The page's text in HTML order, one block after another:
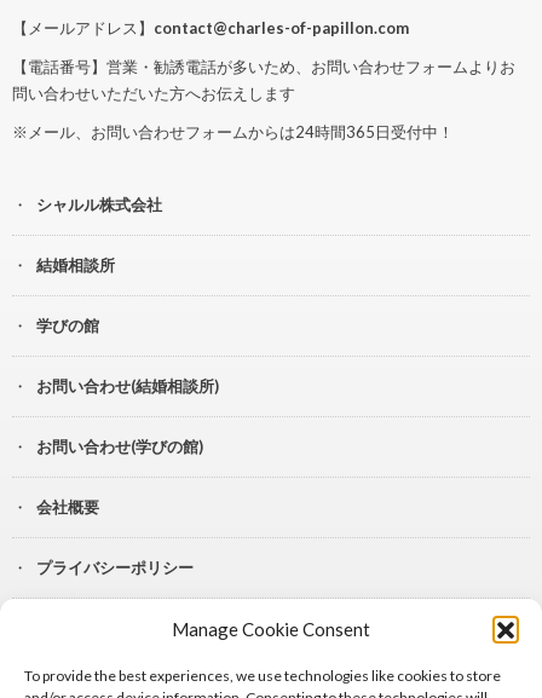
Manage Cookie Consent
To provide the best experiences, we use technologies like cookies to store
【メールアドレス】 contact@charles-of-papillon.com
【電話番号】営業・勧誘電話が多いため、お問い合わせフォームよりお
問い合わせいただいた方へお伝えします
※メール、お問い合わせフォームからは24時間365日受付中！
シャルル株式会社
結婚相談所
学びの館
お問い合わせ(結婚相談所)
お問い合わせ(学びの館)
会社概要
プライバシーポリシー
Lit.Link